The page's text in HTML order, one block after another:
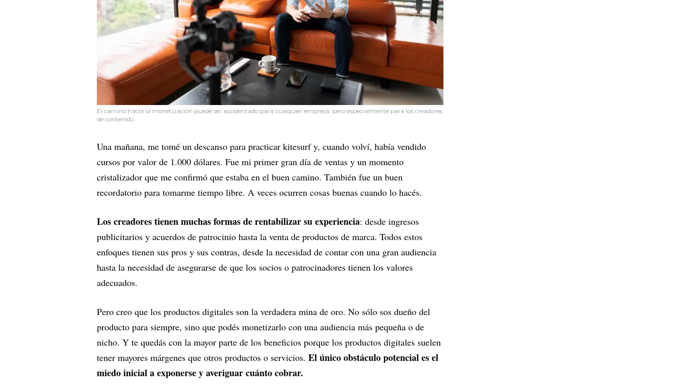
El camino hacia la monetización puede ser accidentado para cualquier empresa, pero especialmente para los creadores
de contenido.
Una mañana, me tomé un descanso para practicar kitesurf y, cuando volví, había vendido
cursos por valor de 1.000 dólares. Fue mi primer gran día de ventas y un momento
cristalizador que me confirmó que estaba en el buen camino. También fue un buen
recordatorio para tomarme tiempo libre. A veces ocurren cosas buenas cuando lo hacés.
Los creadores tienen muchas formas de rentabilizar su experiencia: desde ingresos
publicitarios y acuerdos de patrocinio hasta la venta de productos de marca. Todos estos
enfoques tienen sus pros y sus contras, desde la necesidad de contar con una gran audiencia
hasta la necesidad de asegurarse de que los socios o patrocinadores tienen los valores
adecuados.
Pero creo que los productos digitales son la verdadera mina de oro. No sólo sos dueño del
producto para siempre, sino que podés monetizarlo con una audiencia más pequeña o de
nicho. Y te quedás con la mayor parte de los beneficios porque los productos digitales suelen
tener mayores márgenes que otros productos o servicios. El único obstáculo potencial es el
miedo inicial a exponerse y averiguar cuánto cobrar.